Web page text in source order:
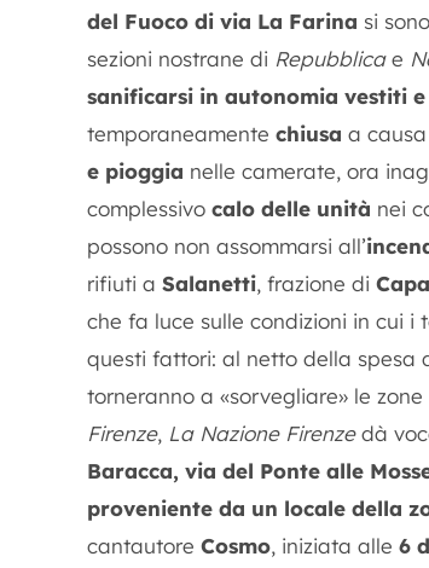
del Fuoco di via La Farina si
sezioni nostrane di Repubblicae
sanificarsi in autonomia vestiti
temporaneamente chiusa a
e pioggia nelle camerate, ora
complessivo calo delle unità nei
possono non assommarsi all’
rifiuti a Salanetti, frazione di
che fa luce sulle condizioni in cui i
questi fattori: al netto della spesa
torneranno a «sorvegliare» le
Firenze, La Nazione Firenzedà
Baracca, via del Ponte alle
proveniente da un locale della
cantautore Cosmo, iniziata alle 6